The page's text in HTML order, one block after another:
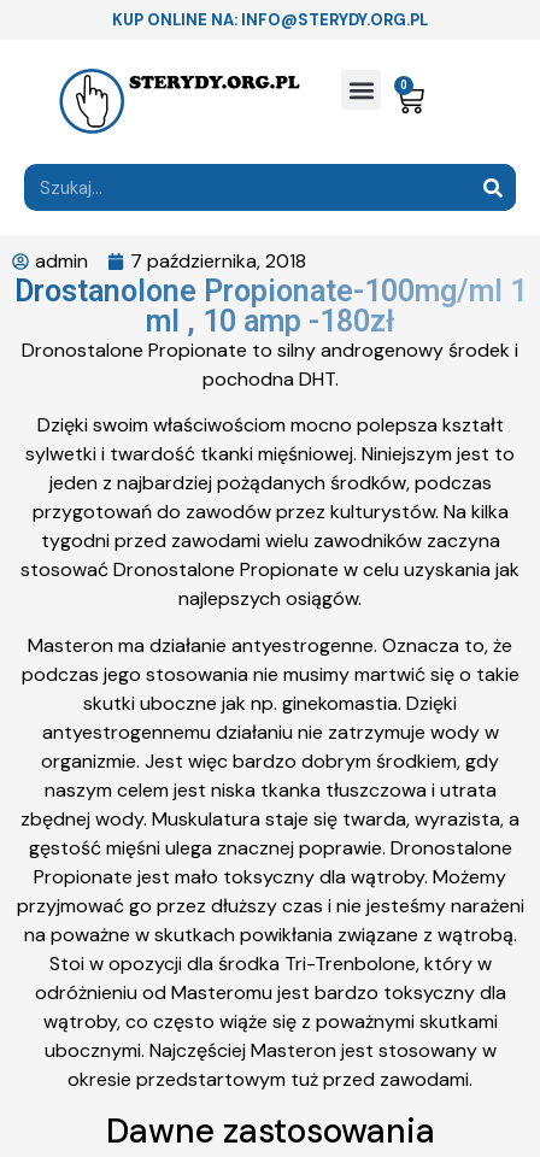
KUP ONLINE NA: INFO@STERYDY.ORG.PL
0
admin 7 października, 2018
Drostanolone Propionate-100mg/ml 1
ml , 10 amp -180zł
Dronostalone Propionate to silny androgenowy środek i
pochodna DHT.
Dzięki swoim właściwościom mocno polepsza kształt
sylwetki i twardość tkanki mięśniowej. Niniejszym jest to
jeden z najbardziej pożądanych środków, podczas
przygotowań do zawodów przez kulturystów. Na kilka
tygodni przed zawodami wielu zawodników zaczyna
stosować Dronostalone Propionate w celu uzyskania jak
najlepszych osiągów.
Masteron ma działanie antyestrogenne. Oznacza to, że
podczas jego stosowania nie musimy martwić się o takie
skutki uboczne jak np. ginekomastia. Dzięki
antyestrogennemu działaniu nie zatrzymuje wody w
organizmie. Jest więc bardzo dobrym środkiem, gdy
naszym celem jest niska tkanka tłuszczowa i utrata
zbędnej wody. Muskulatura staje się twarda, wyrazista, a
gęstość mięśni ulega znacznej poprawie. Dronostalone
Propionate jest mało toksyczny dla wątroby. Możemy
przyjmować go przez dłuższy czas i nie jesteśmy narażeni
na poważne w skutkach powikłania związane z wątrobą.
Stoi w opozycji dla środka Tri-Trenbolone, który w
odróżnieniu od Masteromu jest bardzo toksyczny dla
wątroby, co często wiąże się z poważnymi skutkami
ubocznymi. Najczęściej Masteron jest stosowany w
okresie przedstartowym tuż przed zawodami.
Dawne zastosowania